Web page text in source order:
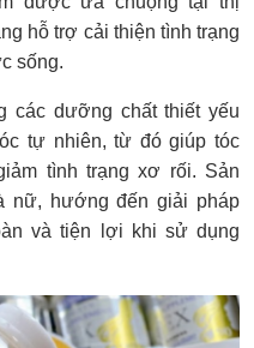
hỗ trợ cải thiện tình trạng
sống.
các dưỡng chất thiết yếu
tự nhiên, từ đó giúp tóc
tình trạng xơ rối. Sản
nữ, hướng đến giải pháp
và tiện lợi khi sử dụng